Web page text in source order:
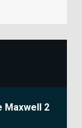
Maxwell 2